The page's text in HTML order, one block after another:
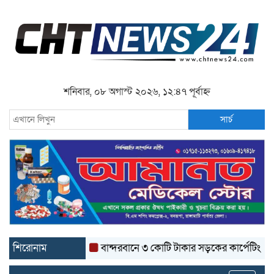
শনিবার, ০৮ অগাস্ট ২০২৬, ১২:৪৭ পূর্বাহ্ন
সার্চ
শিরোনাম বান্দরবানে ৩ কোটি টাকার সড়কের কার্পেটিং উঠে